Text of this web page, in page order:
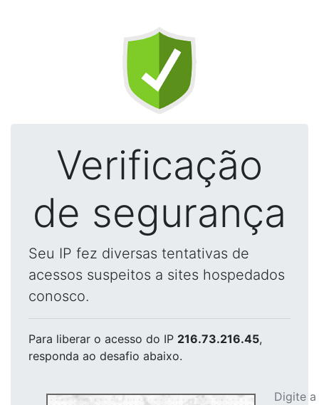
Verificação
de segurança
Seu IP fez diversas tentativas de
acessos suspeitos a sites hospedados
conosco.
Para liberar o acesso do IP 216.73.216.45,
responda ao desafio abaixo.
Digite